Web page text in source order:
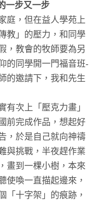
一步又一步
庭，但在益人學苑上
教」的壓力，和同學
，教會的牧師要為另
的同學開一門福音班-
的邀請下，我和先生
有次上「壓克力畫」
前完成作品，想起好
，於是自己就向神禱
與挑戰，半夜趕作業
畫到一棵小樹，本來
使喚一直描起邊來，
「十字架」的痕跡，